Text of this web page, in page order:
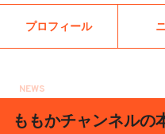
プロフィール
NEWS
ももかチャンネルの